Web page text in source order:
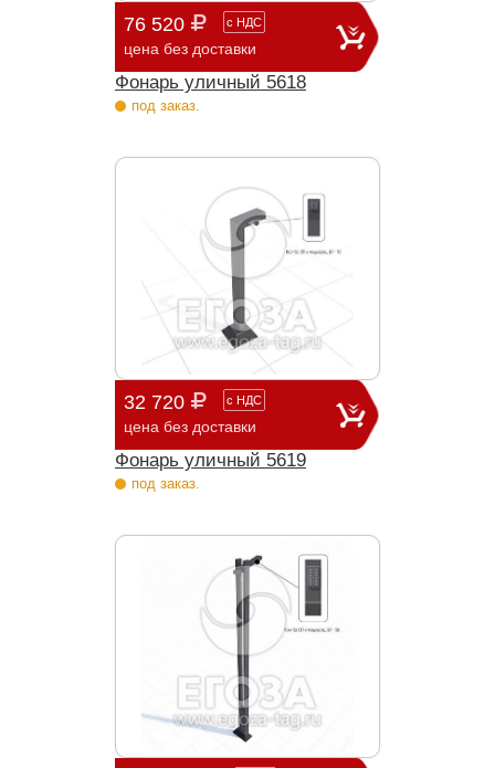
76 520 с НДС
цена без доставки
Фонарь уличный 5618
под заказ.
32 720 с НДС
цена без доставки
Фонарь уличный 5619
под заказ.